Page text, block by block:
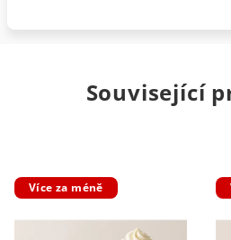
Související
Více za méně